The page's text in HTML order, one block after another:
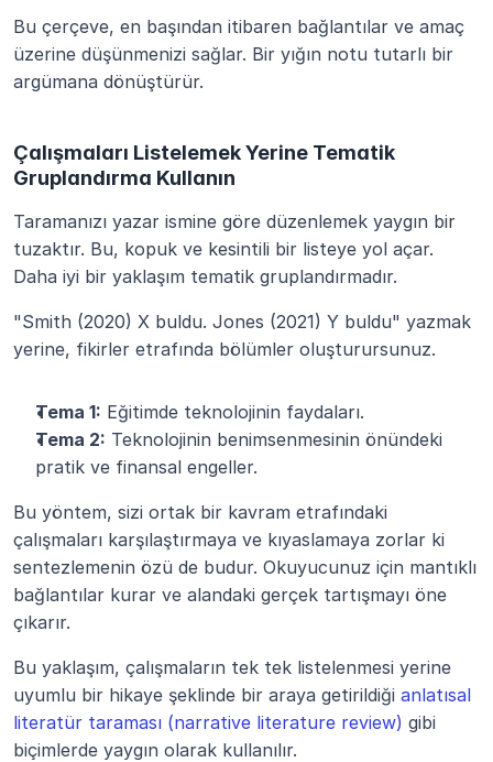
Bu çerçeve, en başından itibaren bağlantılar ve amaç
üzerine düşünmenizi sağlar. Bir yığın notu tutarlı bir
argümana dönüştürür.
Çalışmaları Listelemek Yerine Tematik
Gruplandırma Kullanın
Taramanızı yazar ismine göre düzenlemek yaygın bir
tuzaktır. Bu, kopuk ve kesintili bir listeye yol açar.
Daha iyi bir yaklaşım tematik gruplandırmadır.
"Smith (2020) X buldu. Jones (2021) Y buldu" yazmak
yerine, fikirler etrafında bölümler oluşturursunuz.
Tema 1: Eğitimde teknolojinin faydaları.
Tema 2: Teknolojinin benimsenmesinin önündeki
pratik ve finansal engeller.
Bu yöntem, sizi ortak bir kavram etrafındaki
çalışmaları karşılaştırmaya ve kıyaslamaya zorlar ki
sentezlemenin özü de budur. Okuyucunuz için mantıklı
bağlantılar kurar ve alandaki gerçek tartışmayı öne
çıkarır.
Bu yaklaşım, çalışmaların tek tek listelenmesi yerine
uyumlu bir hikaye şeklinde bir araya getirildiği anlatısal
literatür taraması (narrative literature review) gibi
biçimlerde yaygın olarak kullanılır.